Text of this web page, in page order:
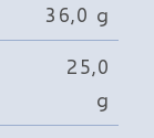
36,0 g
25,0
g